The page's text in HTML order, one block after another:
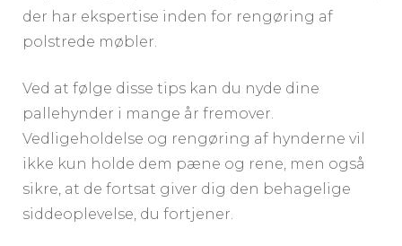
der har ekspertise inden for rengøring af
polstrede møbler.
Ved at følge disse tips kan du nyde dine
pallehynder i mange år fremover.
Vedligeholdelse og rengøring af hynderne vil
ikke kun holde dem pæne og rene, men også
sikre, at de fortsat giver dig den behagelige
siddeoplevelse, du fortjener.